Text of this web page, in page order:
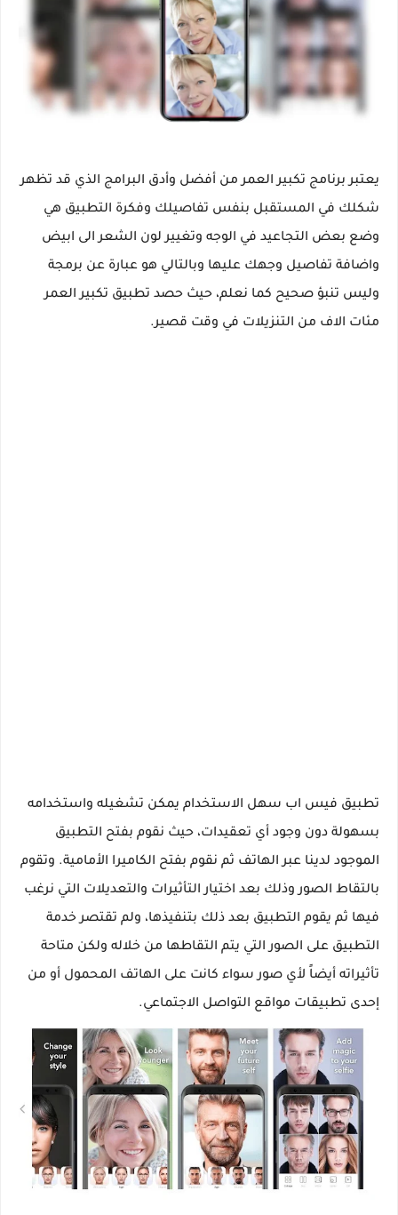
يعتبر برنامج تكبير العمر من أفضل وأدق البرامج الذي قد تظهر
شكلك في المستقبل بنفس تفاصيلك وفكرة التطبيق هي
وضع بعض التجاعيد في الوجه وتغيير لون الشعر الى ابيض
واضافة تفاصيل وجهك عليها وبالتالي هو عبارة عن برمجة
وليس تنبؤ صحيح كما نعلم، حيث حصد تطبيق تكبير العمر
مئات الاف من التنزيلات في وقت قصير.
تطبيق فيس اب سهل الاستخدام يمكن تشغيله واستخدامه
بسهولة دون وجود أي تعقيدات، حيث نقوم بفتح التطبيق
الموجود لدينا عبر الهاتف ثم نقوم بفتح الكاميرا الأمامية. وتقوم
بالتقاط الصور وذلك بعد اختيار التأثيرات والتعديلات التي نرغب
فيها ثم يقوم التطبيق بعد ذلك بتنفيذها، ولم تقتصر خدمة
التطبيق على الصور التي يتم التقاطها من خلاله ولكن متاحة
تأثيراته أيضاً لأي صور سواء كانت على الهاتف المحمول أو من
إحدى تطبيقات مواقع التواصل الاجتماعي.